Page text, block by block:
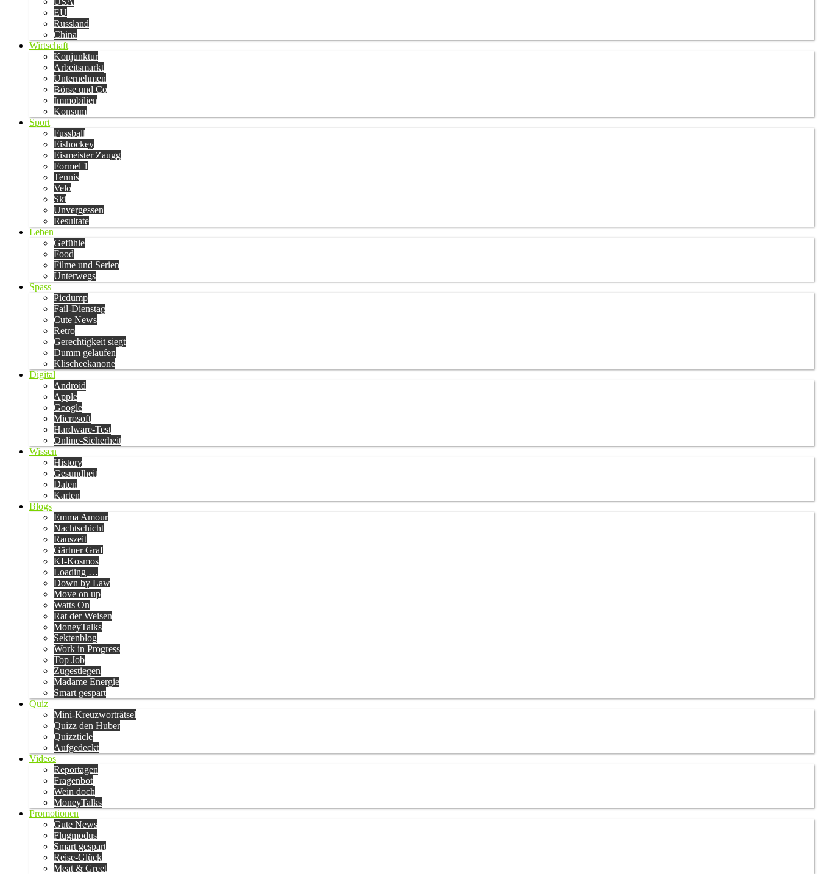
EU
Russland
China
Wirtschaft
Konjunktur
Arbeitsmarkt
Unternehmen
Börse und Co
Immobilien
Konsum
Sport
Fussball
Eishockey
Eismeister Zaugg
Formel 1
Tennis
Velo
Ski
Unvergessen
Resultate
Leben
Gefühle
Food
Filme und Serien
Unterwegs
Spass
Picdump
Fail-Dienstag
Cute News
Retro
Gerechtigkeit siegt
Dumm gelaufen
Klischeekanone
Digital
Android
Apple
Google
Microsoft
Hardware-Test
Online-Sicherheit
Wissen
History
Gesundheit
Daten
Karten
Blogs
Emma Amour
Nachtschicht
Rauszeit
Gärtner Graf
KI-Kosmos
Loading …
Down by Law
Move on up
Watts On
Rat der Weisen
MoneyTalks
Sektenblog
Work in Progress
Top Job
Zugestiegen
Madame Energie
Smart gespart
Quiz
Mini-Kreuzworträtsel
Quizz den Huber
Quizzticle
Aufgedeckt
Videos
Reportagen
Fragenbot
Wein doch
MoneyTalks
Promotionen
Gute News
Flugmodus
Smart gespart
Reise-Glück
Meat & Greet